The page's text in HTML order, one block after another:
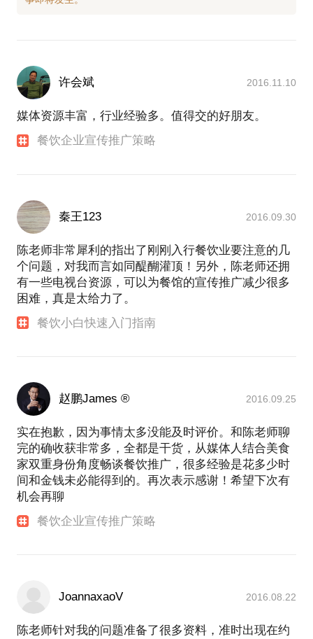
许会斌 2016.11.10
媒体资源丰富，行业经验多。值得交的好朋友。
餐饮企业宣传推广策略
秦王123 2016.09.30
陈老师非常犀利的指出了刚刚入行餐饮业要注意的几
个问题，对我而言如同醍醐灌顶！另外，陈老师还拥
有一些电视台资源，可以为餐馆的宣传推广减少很多
困难，真是太给力了。
餐饮小白快速入门指南
赵鹏James ® 2016.09.25
实在抱歉，因为事情太多没能及时评价。和陈老师聊
完的确收获非常多，全都是干货，从媒体人结合美食
家双重身份角度畅谈餐饮推广，很多经验是花多少时
间和金钱未必能得到的。再次表示感谢！希望下次有
机会再聊
餐饮企业宣传推广策略
JoannaxaoV 2016.08.22
陈老师针对我的问题准备了很多资料，准时出现在约